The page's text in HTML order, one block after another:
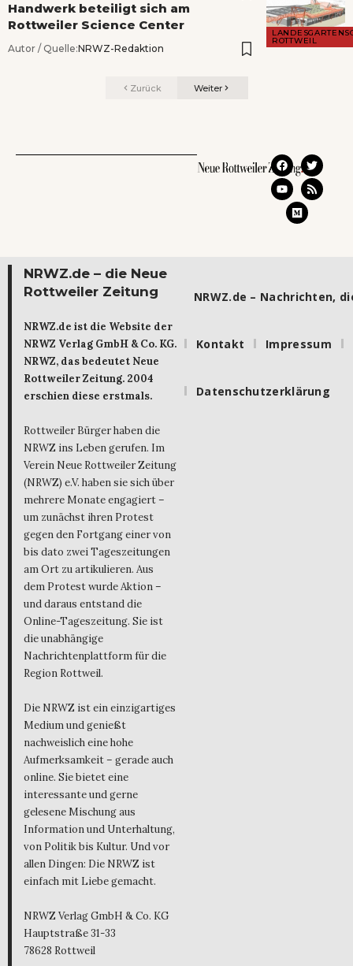
ROTTWEIL
Handwerk beteiligt sich am
Rottweiler Science Center
Autor / Quelle:NRWZ-Redaktion
Zurück Weiter
NRWZ.de – die Neue
Rottweiler Zeitung
NRWZ.de ist die Website der
NRWZ Verlag GmbH & Co. KG.
NRWZ, das bedeutet Neue
Rottweiler Zeitung. 2004
erschien diese erstmals.
Rottweiler Bürger haben die
NRWZ ins Leben gerufen. Im
Verein Neue Rottweiler Zeitung
(NRWZ) e.V. haben sie sich über
mehrere Monate engagiert –
um zunächst ihren Protest
gegen den Fortgang einer von
bis dato zwei Tageszeitungen
am Ort zu artikulieren. Aus
dem Protest wurde Aktion –
und daraus entstand die
Online-Tageszeitung. Sie ist
die unabhängige
Nachrichtenplattform für die
Region Rottweil.
Die NRWZ ist ein einzigartiges
Medium und genießt
nachweislich eine hohe
Aufmerksamkeit – gerade auch
online. Sie bietet eine
interessante und gerne
gelesene Mischung aus
Information und Unterhaltung,
von Politik bis Kultur. Und vor
allen Dingen: Die NRWZ ist
einfach mit Liebe gemacht.
NRWZ Verlag GmbH & Co. KG
Hauptstraße 31-33
78628 Rottweil
NRWZ.de – Nachrichten,
Kontakt Impressum
Datenschutzerklärung